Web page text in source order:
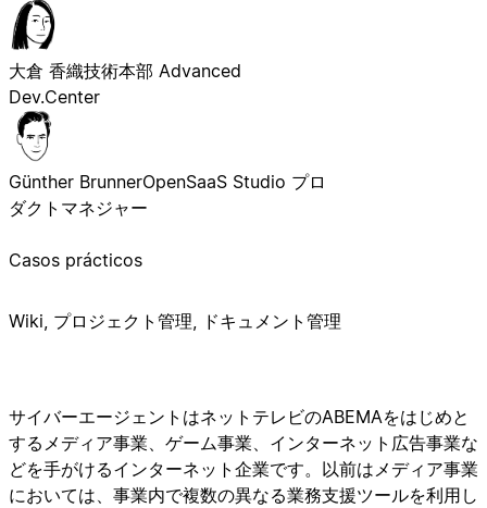
サイバーエージェントはネットテレビのABEMAをはじめと
するメディア事業、ゲーム事業、インターネット広告事業な
どを手がけるインターネット企業です。以前はメディア事業
においては、事業内で複数の異なる業務支援ツールを利用し
大倉 香織技術本部 Advanced
Dev.Center
Günther BrunnerOpenSaaS Studio プロ
ダクトマネジャー
Casos prácticos
Wiki, プロジェクト管理, ドキュメント管理